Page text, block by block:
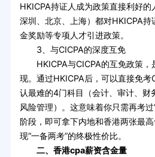
HKICPA持证人成为政策直接利好
深圳、北京、上海）都对HKICPA
金奖励等专项人才引进政策。
3、与CICPA的深度互免
HKICPA与CICPA的互免政策，
现。通过HKICPA后，可以直接免考
认最难的4门科目（会计、审计、财
风险管理）。这意味着你只需再考过
阶段，即可拿下内地和香港两张最
现“一备两考”的终极性价比。
二、香港cpa薪资含金量